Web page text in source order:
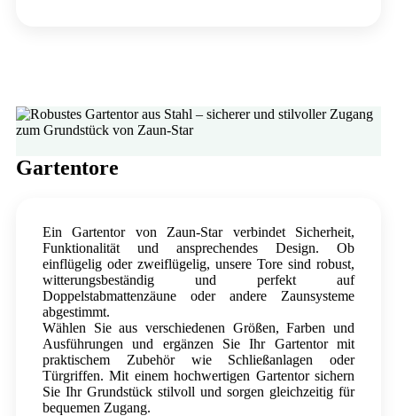
Gartentore
EinGartentorvon Zaun-Starverbindet Sicherheit,
Funktionalität und ansprechendes Design. Ob
einflügelig oder zweiflügelig, unsere Tore sind robust,
witterungsbeständig und perfekt auf
Doppelstabmattenzäune oder andere Zaunsysteme
abgestimmt.
Wählen Sie aus verschiedenen Größen, Farben und
Ausführungen und ergänzen Sie Ihr Gartentor mit
praktischem Zubehör wie Schließanlagen oder
Türgriffen. Mit einem hochwertigen Gartentor sichern
Sie Ihr Grundstück stilvoll und sorgen gleichzeitig für
bequemen Zugang.